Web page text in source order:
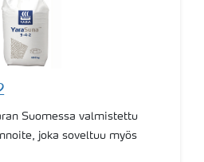
Suomessa valmistettu
joka soveltuu myös